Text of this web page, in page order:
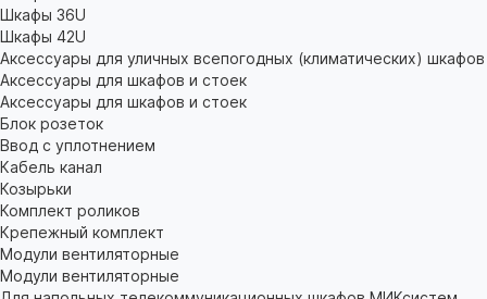
Шкафы 36U
Шкафы 42U
Аксессуары для уличных всепогодных (климатических) шкафов
Аксессуары для шкафов и стоек
Аксессуары для шкафов и стоек
Блок розеток
Ввод с уплотнением
Кабель канал
Козырьки
Комплект роликов
Крепежный комплект
Модули вентиляторные
Модули вентиляторные